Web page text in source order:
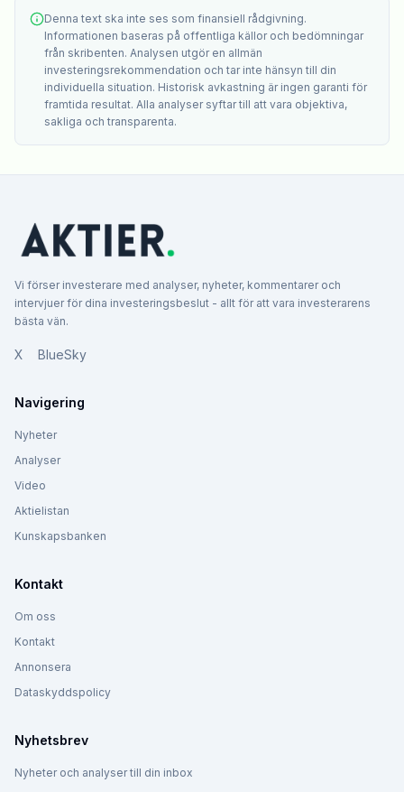
Denna text ska inte ses som finansiell rådgivning.
Informationen baseras på offentliga källor och bedömningar
från skribenten. Analysen utgör en allmän
investeringsrekommendation och tar inte hänsyn till din
individuella situation. Historisk avkastning är ingen garanti för
framtida resultat. Alla analyser syftar till att vara objektiva,
sakliga och transparenta.
Vi förser investerare med analyser, nyheter, kommentarer och
intervjuer för dina investeringsbeslut - allt för att vara investerarens
bästa vän.
X BlueSky
Navigering
Nyheter
Analyser
Video
Aktielistan
Kunskapsbanken
Kontakt
Om oss
Kontakt
Annonsera
Dataskyddspolicy
Nyhetsbrev
Nyheter och analyser till din inbox